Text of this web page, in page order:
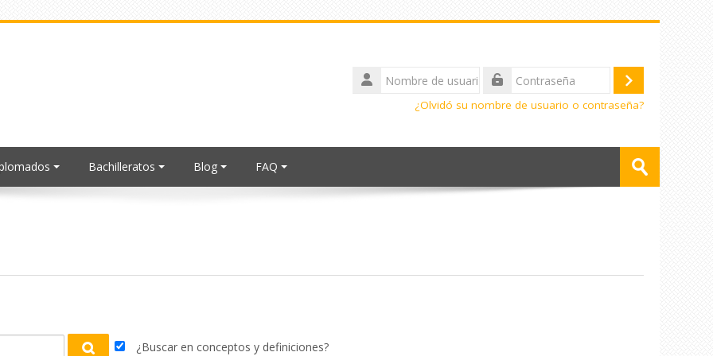
Nombre
de
Acceder
¿Olvidó su nombre de usuario o contraseña?
Bachilleratos Blog FAQ Enviar
¿Buscar en conceptos y definiciones?